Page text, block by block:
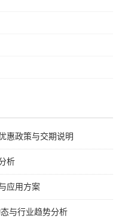
惠政策与交期说明
析
应用方案
与行业趋势分析